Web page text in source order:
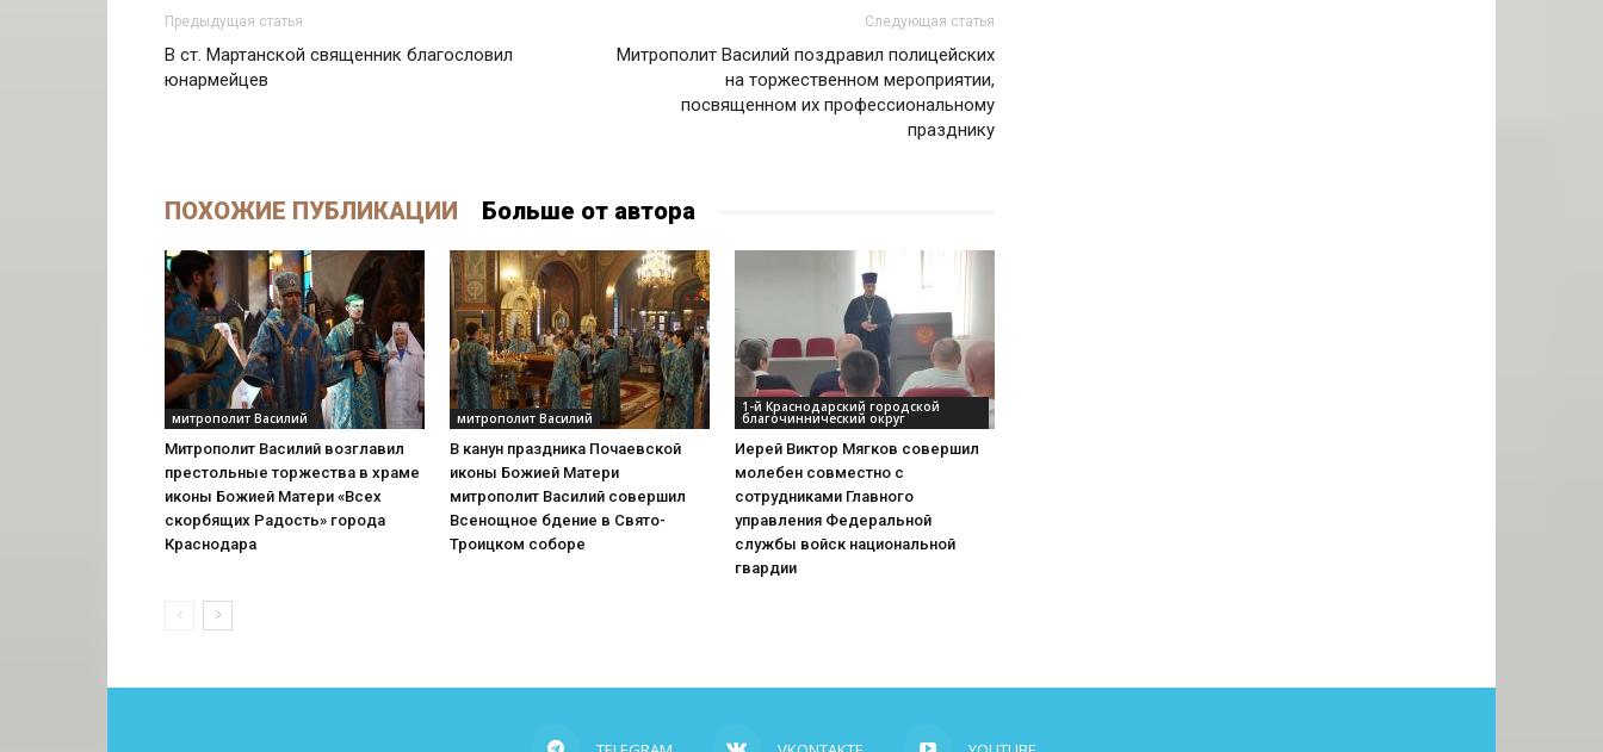
Предыдущая статья
В ст. Мартанской священник благословил
юнармейцев
Следующая статья
Митрополит Василий поздравил полицейских
на торжественном мероприятии,
посвященном их профессиональному
празднику
ПОХОЖИЕ ПУБЛИКАЦИИ Больше от автора
митрополит Василий
Митрополит Василий возглавил
престольные торжества в храме
иконы Божией Матери «Всех
скорбящих Радость» города
Краснодара
митрополит Василий
В канун праздника Почаевской
иконы Божией Матери
митрополит Василий совершил
Всенощное бдение в Свято-
Троицком соборе
1-й Краснодарский городской
благочиннический округ
Иерей Виктор Мягков совершил
молебен совместно с
сотрудниками Главного
управления Федеральной
службы войск национальной
гвардии